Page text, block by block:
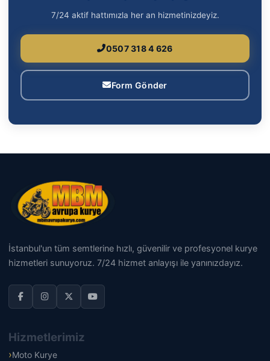
7/24 aktif hattımızla her an hizmetinizdeyiz.
0507 318 4 626
Form Gönder
İstanbul'un tüm semtlerine hızlı, güvenilir ve profesyonel kurye
hizmetleri sunuyoruz. 7/24 hizmet anlayışı ile yanınızdayız.
Hizmetlerimiz
Moto Kurye